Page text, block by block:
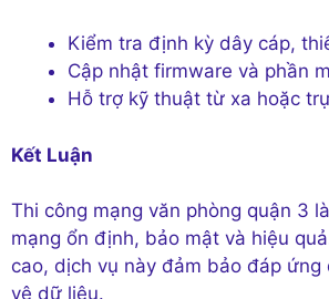
Kiểm tra định kỳ dây cáp,
Cập nhật firmware và phần
Hỗ trợ kỹ thuật từ xa hoặc
Kết Luận
Thi công mạng văn phòng quận 3
mạng ổn định, bảo mật và hiệu
cao, dịch vụ này đảm bảo đáp
vệ dữ liệu.